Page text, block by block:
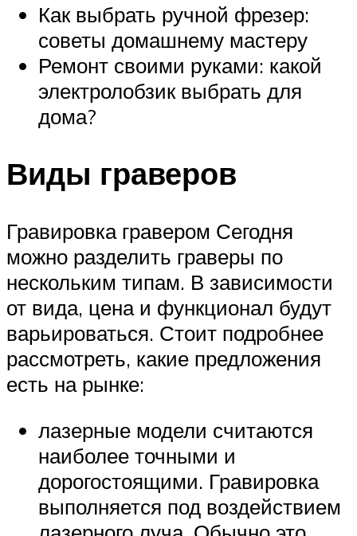
Как выбрать ручной фрезер:
советы домашнему мастеру
Ремонт своими руками: какой
электролобзик выбрать для
дома?
Виды граверов
Гравировка гравером Сегодня
можно разделить граверы по
нескольким типам. В зависимости
от вида, цена и функционал будут
варьироваться. Стоит подробнее
рассмотреть, какие предложения
есть на рынке:
лазерные модели считаются
наиболее точными и
дорогостоящими. Гравировка
выполняется под воздействием